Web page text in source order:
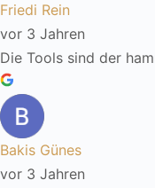
Friedi Rein
vor 3 Jahren
Die Tools sind der
Bakis Günes
vor 3 Jahren